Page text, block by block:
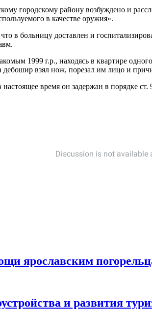
городскому району возбуждено и
в качестве оружия».
в больницу доставлен и
1999 г.р., находясь в квартире
взял нож, порезал им лицо и
время он задержан в порядке
ярославским
и развития